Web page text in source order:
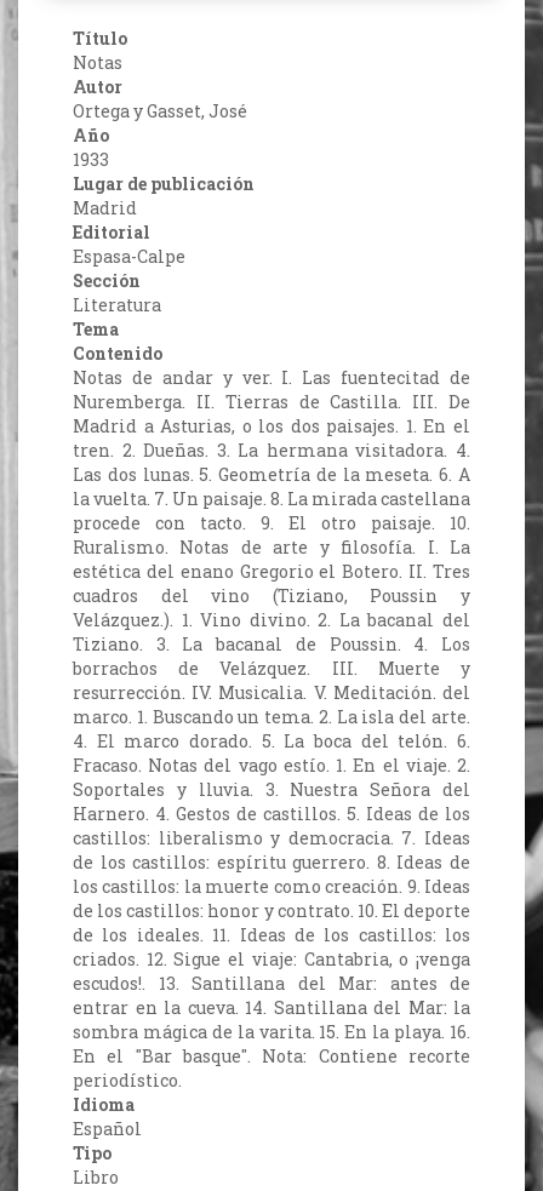
Título
Notas
Autor
Ortega y Gasset, José
Año
1933
Lugar de publicación
Madrid
Editorial
Espasa-Calpe
Sección
Literatura
Tema
Contenido
Notas de andar y ver. I. Las fuentecitad de
Nuremberga. II. Tierras de Castilla. III. De
Madrid a Asturias, o los dos paisajes. 1. En el
tren. 2. Dueñas. 3. La hermana visitadora. 4.
Las dos lunas. 5. Geometría de la meseta. 6. A
la vuelta. 7. Un paisaje. 8. La mirada castellana
procede con tacto. 9. El otro paisaje. 10.
Ruralismo. Notas de arte y filosofía. I. La
estética del enano Gregorio el Botero. II. Tres
cuadros del vino (Tiziano, Poussin y
Velázquez.). 1. Vino divino. 2. La bacanal del
Tiziano. 3. La bacanal de Poussin. 4. Los
borrachos de Velázquez. III. Muerte y
resurrección. IV. Musicalia. V. Meditación. del
marco. 1. Buscando un tema. 2. La isla del arte.
4. El marco dorado. 5. La boca del telón. 6.
Fracaso. Notas del vago estío. 1. En el viaje. 2.
Soportales y lluvia. 3. Nuestra Señora del
Harnero. 4. Gestos de castillos. 5. Ideas de los
castillos: liberalismo y democracia. 7. Ideas
de los castillos: espíritu guerrero. 8. Ideas de
los castillos: la muerte como creación. 9. Ideas
de los castillos: honor y contrato. 10. El deporte
de los ideales. 11. Ideas de los castillos: los
criados. 12. Sigue el viaje: Cantabria, o ¡venga
escudos!. 13. Santillana del Mar: antes de
entrar en la cueva. 14. Santillana del Mar: la
sombra mágica de la varita. 15. En la playa. 16.
En el "Bar basque". Nota: Contiene recorte
periodístico.
Idioma
Español
Tipo
Libro